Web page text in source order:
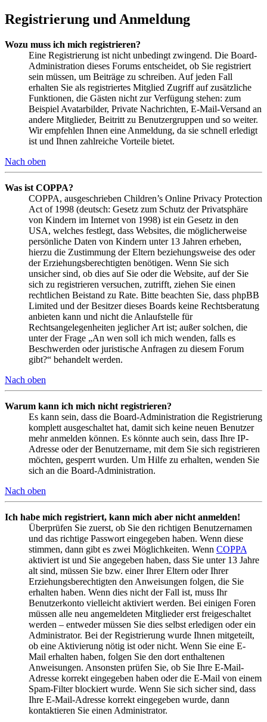
Registrierung und Anmeldung
Wozu muss ich mich registrieren?
Eine Registrierung ist nicht unbedingt zwingend. Die Board-
Administration dieses Forums entscheidet, ob Sie registriert
sein müssen, um Beiträge zu schreiben. Auf jeden Fall
erhalten Sie als registriertes Mitglied Zugriff auf zusätzliche
Funktionen, die Gästen nicht zur Verfügung stehen: zum
Beispiel Avatarbilder, Private Nachrichten, E-Mail-Versand an
andere Mitglieder, Beitritt zu Benutzergruppen und so weiter.
Wir empfehlen Ihnen eine Anmeldung, da sie schnell erledigt
ist und Ihnen zahlreiche Vorteile bietet.
Nach oben
Was ist COPPA?
COPPA, ausgeschrieben Children’s Online Privacy Protection
Act of 1998 (deutsch: Gesetz zum Schutz der Privatsphäre
von Kindern im Internet von 1998) ist ein Gesetz in den
USA, welches festlegt, dass Websites, die möglicherweise
persönliche Daten von Kindern unter 13 Jahren erheben,
hierzu die Zustimmung der Eltern beziehungsweise des oder
der Erziehungsberechtigten benötigen. Wenn Sie sich
unsicher sind, ob dies auf Sie oder die Website, auf der Sie
sich zu registrieren versuchen, zutrifft, ziehen Sie einen
rechtlichen Beistand zu Rate. Bitte beachten Sie, dass phpBB
Limited und der Besitzer dieses Boards keine Rechtsberatung
anbieten kann und nicht die Anlaufstelle für
Rechtsangelegenheiten jeglicher Art ist; außer solchen, die
unter der Frage „An wen soll ich mich wenden, falls es
Beschwerden oder juristische Anfragen zu diesem Forum
gibt?“ behandelt werden.
Nach oben
Warum kann ich mich nicht registrieren?
Es kann sein, dass die Board-Administration die Registrierung
komplett ausgeschaltet hat, damit sich keine neuen Benutzer
mehr anmelden können. Es könnte auch sein, dass Ihre IP-
Adresse oder der Benutzername, mit dem Sie sich registrieren
möchten, gesperrt wurden. Um Hilfe zu erhalten, wenden Sie
sich an die Board-Administration.
Nach oben
Ich habe mich registriert, kann mich aber nicht anmelden!
Überprüfen Sie zuerst, ob Sie den richtigen Benutzernamen
und das richtige Passwort eingegeben haben. Wenn diese
stimmen, dann gibt es zwei Möglichkeiten. Wenn COPPA
aktiviert ist und Sie angegeben haben, dass Sie unter 13 Jahre
alt sind, müssen Sie bzw. einer Ihrer Eltern oder Ihrer
Erziehungsberechtigten den Anweisungen folgen, die Sie
erhalten haben. Wenn dies nicht der Fall ist, muss Ihr
Benutzerkonto vielleicht aktiviert werden. Bei einigen Foren
müssen alle neu angemeldeten Mitglieder erst freigeschaltet
werden – entweder müssen Sie dies selbst erledigen oder ein
Administrator. Bei der Registrierung wurde Ihnen mitgeteilt,
ob eine Aktivierung nötig ist oder nicht. Wenn Sie eine E-
Mail erhalten haben, folgen Sie den dort enthaltenen
Anweisungen. Ansonsten prüfen Sie, ob Sie Ihre E-Mail-
Adresse korrekt eingegeben haben oder die E-Mail von einem
Spam-Filter blockiert wurde. Wenn Sie sich sicher sind, dass
Ihre E-Mail-Adresse korrekt eingegeben wurde, dann
kontaktieren Sie einen Administrator.